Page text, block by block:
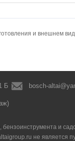
и внешнем
Б bosch-
и
не является